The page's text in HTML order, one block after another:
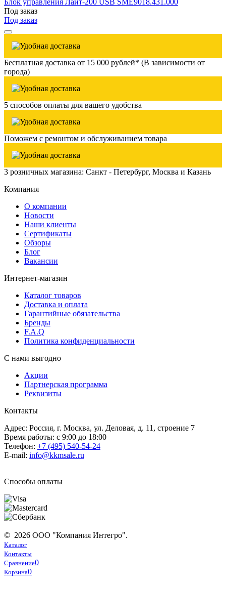
Под заказ
Под заказ
Бесплатная доставка от 15 000 рублей* (В зависимости от
города)
5 способов оплаты для вашего удобства
Поможем с ремонтом и обслуживанием товара
3 розничных магазина: Санкт - Петербург, Москва и Казань
Компания
О компании
Новости
Наши клиенты
Сертификаты
Обзоры
Блог
Вакансии
Интернет-магазин
Каталог товаров
Доставка и оплата
Гарантийные обязательства
Бренды
F.A.Q
Политика конфиденциальности
С нами выгодно
Акции
Партнерская программа
Реквизиты
Контакты
Адрес: Россия, г. Москва, ул. Деловая, д. 11, строение 7
Время работы: с 9:00 до 18:00
Телефон: +7 (495) 540-54-24
E-mail: info@kkmsale.ru
Способы оплаты
© 2026 ООО "Компания Интегро".
Каталог
Контакты
Сравнение0
Корзина0